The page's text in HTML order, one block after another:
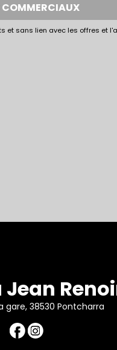
COMMERCIAUX
et sans lien avec les offres et
gare, 38530 Pontcharra